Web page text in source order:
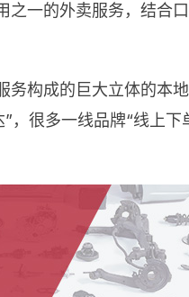
一的外卖服务，结合
构成的巨大立体的本
，很多一线品牌“线上